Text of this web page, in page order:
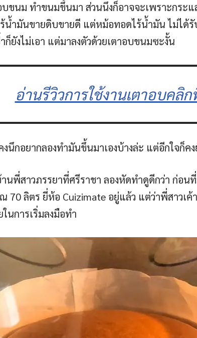
ขนม ทำขนมขึ้นมา ส่วนนึงก็อาจจะเพราะกระแ
น้ำมันขายดิบขายดี แต่หม้อทอดไร้น้ำมัน ไม่ได้
ยังไม่เอา แต่มาลงตัวด้วยเตาอบขนมซะงั้น
อ่านรีวิวการใช้งานเตาอบคลิ
นึกอยากลองทำมันขึ้นมาเองบ้างล่ะ แต่อีกใจก็ค
านพี่สาวภรรยาที่ศรีราชา ลองหัดทำดูดีกว่า ก่อ
70 ลิตร ยี่ห้อ Cuizimate อยู่แล้ว แต่ว่าพี่สาวเ
นการเริ่มลงมือทำ